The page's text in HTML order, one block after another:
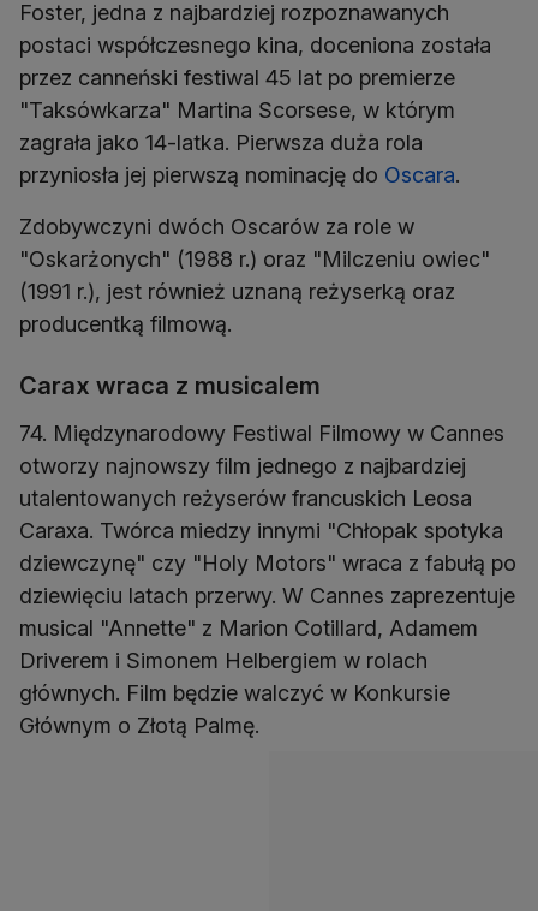
Foster, jedna z najbardziej rozpoznawanych
postaci współczesnego kina, doceniona została
przez canneński festiwal 45 lat po premierze
"Taksówkarza" Martina Scorsese, w którym
zagrała jako 14-latka. Pierwsza duża rola
przyniosła jej pierwszą nominację do Oscara.
Zdobywczyni dwóch Oscarów za role w
"Oskarżonych" (1988 r.) oraz "Milczeniu owiec"
(1991 r.), jest również uznaną reżyserką oraz
producentką filmową.
Carax wraca z musicalem
74. Międzynarodowy Festiwal Filmowy w Cannes
otworzy najnowszy film jednego z najbardziej
utalentowanych reżyserów francuskich Leosa
Caraxa. Twórca miedzy innymi "Chłopak spotyka
dziewczynę" czy "Holy Motors" wraca z fabułą po
dziewięciu latach przerwy. W Cannes zaprezentuje
musical "Annette" z Marion Cotillard, Adamem
Driverem i Simonem Helbergiem w rolach
głównych. Film będzie walczyć w Konkursie
Głównym o Złotą Palmę.